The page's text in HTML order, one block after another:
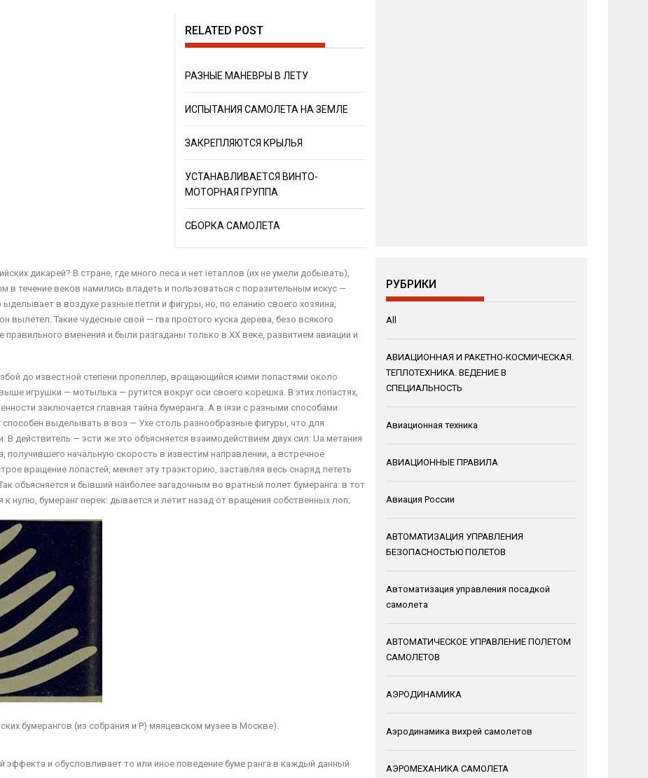
RELATED POST
РАЗНЫЕ МАНЕВРЫ В ЛЕТУ
ИСПЫТАНИЯ САМОЛЕТА НА ЗЕМЛЕ
ЗАКРЕПЛЯЮТСЯ КРЫЛЬЯ
УСТАНАВЛИВАЕТСЯ ВИНТО-
МОТОРНАЯ ГРУППА
СБОРКА САМОЛЕТА
дикарей? В стране, где много леса и нет іеталлов (их не умели добывать),
течение веков на­мились владеть и пользоваться с поразительным искус —
в воздухе разные петли и фигуры, но, по еланию своего хозяина,
вылетел. Такие чудесные свой — гва простого куска дерева, безо всякого
правильного вменения и были разгаданы только в XX веке, развитием авиации и
до известной степени пропеллер, вращающийся юими лопастями около
игрушки — мотылька — рутится вокруг оси своего корешка. В этих лопастях,
заключается главная тайна бумеранга. А в іязи с разными способами
выделывать в воз — Ухе столь разнообразные фигуры, что для
действитель — эсти же это объясняется взаимодействием двух сил: Ua метания
получившего начальную скорость в извест­им направлении, а встречное
вращение лопастей, меняет эту траэкторию, заставляя весь снаряд лететь
объясняется и бывший наиболее загадочным во вратный полет бумеранга: в тот
нулю, бумеранг перек: дывается и летит назад от вращения собственных лоп;
бумерангов (из собрания и Р) мяяцевском музее в Москве).
и обусловливает то или иное поведение буме ранга в каждый данный
РУБРИКИ
All
АВИАЦИОННАЯ И РАКЕТНО-КОСМИЧЕСКАЯ.
ТЕПЛОТЕХНИКА. ВЕДЕНИЕ В
СПЕЦИАЛЬНОСТЬ
Авиационная техника
АВИАЦИОННЫЕ ПРАВИЛА
Авиация России
АВТОМАТИЗАЦИЯ УПРАВЛЕНИЯ
БЕЗОПАСНОСТЬЮ ПОЛЕТОВ
Автоматизация управления посадкой
самолета
АВТОМАТИЧЕСКОЕ УПРАВЛЕНИЕ ПОЛЕТОМ
САМОЛЕТОВ
АЭРОДИНАМИКА
Аэродинамика вихрей самолетов
АЭРОМЕХАНИКА САМОЛЕТА